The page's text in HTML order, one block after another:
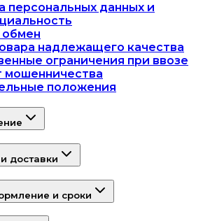
персональных данных и
обмен
надлежащего качества
ограничения при ввозе
мошенничества
положения
доставки
и сроки